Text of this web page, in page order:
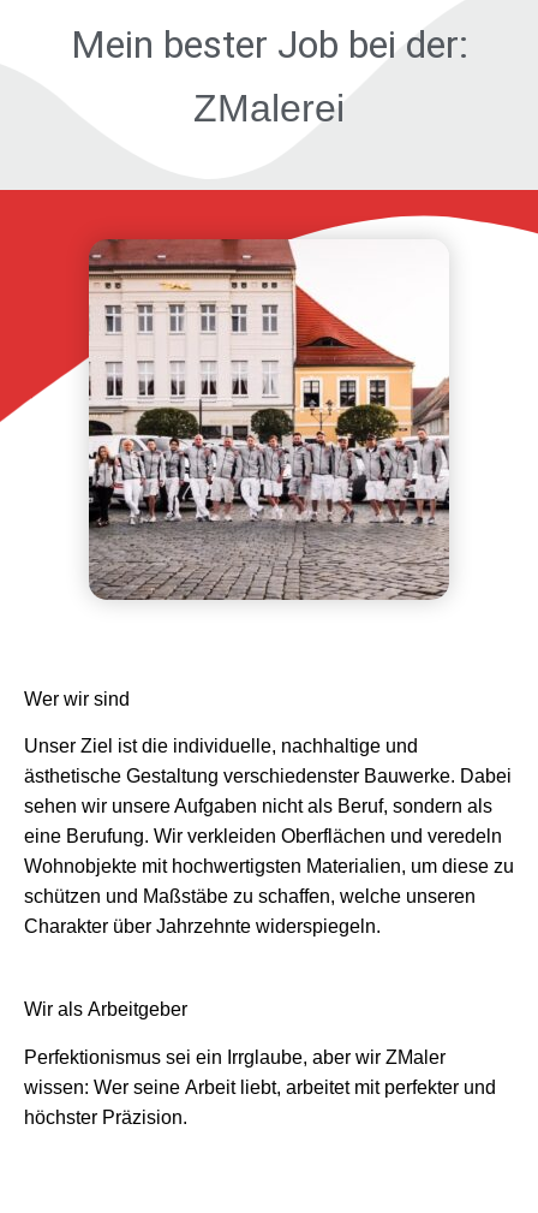
Mein bester Job bei der:
ZMalerei
Wer wir sind
Unser Ziel ist die individuelle, nachhaltige und
ästhetische Gestaltung verschiedenster Bauwerke. Dabei
sehen wir unsere Aufgaben nicht als Beruf, sondern als
eine Berufung. Wir verkleiden Oberflächen und veredeln
Wohnobjekte mit hochwertigsten Materialien, um diese zu
schützen und Maßstäbe zu schaffen, welche unseren
Charakter über Jahrzehnte widerspiegeln.
Wir als Arbeitgeber
Perfektionismus sei ein Irrglaube, aber wir ZMaler
wissen: Wer seine Arbeit liebt, arbeitet mit perfekter und
höchster Präzision.